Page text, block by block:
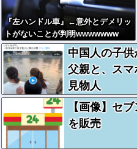
『左ハンドル車』←意外とデメリッ
トがないことが判明wwwwwww
中国人の子
父親と、ス
見物人
【画像】セ
を販売